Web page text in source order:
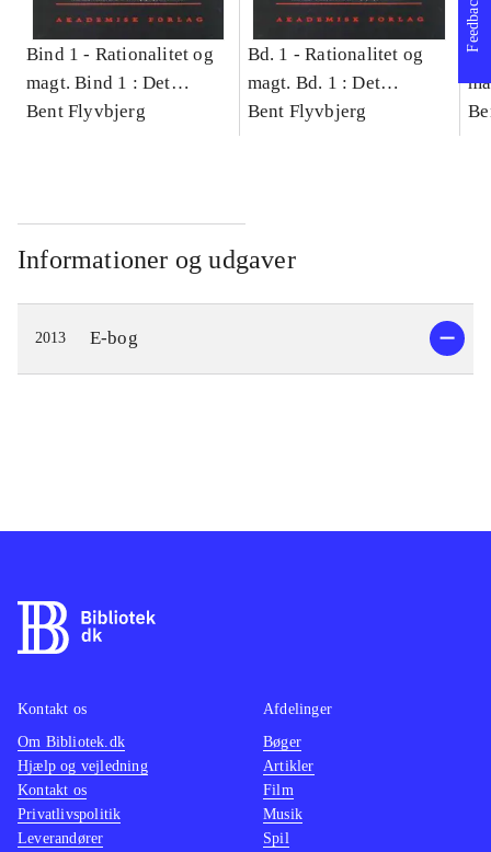
Bind 1 - Rationalitet og
magt. Bind 1 : Det
konkretes videnskab
Bent Flyvbjerg
Bd. 1 -Rationalitet og
magt. Bd. 1 : Det
konkretes videnskab
Bent Flyvbjerg
Informationer og udgaver
2013 E-bog
Feedback
Kontakt os
Om Bibliotek.dk
Hjælp og vejledning
Kontakt os
Privatlivspolitik
Leverandører
Afdelinger
Bøger
Artikler
Film
Musik
Spil